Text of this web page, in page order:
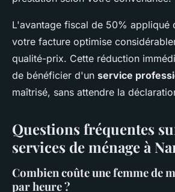
L'avantage fiscal de 50% appliqué
votre facture optimise
qualité-prix. Cette réduction
de bénéficier d'un service
maîtrisé, sans attendre la
Questions fréquentes
services de ménage à
Combien coûte une femme de
par heure ?